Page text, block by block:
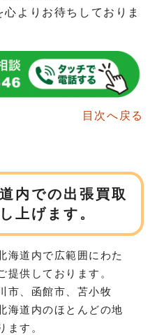
よりお待ちしておりま
目次へ戻る
内での出張買取
上げます。
海道内で広範囲にわた
提供しております。
市、函館市、苫小牧
海道内のほとんどの地
ます。